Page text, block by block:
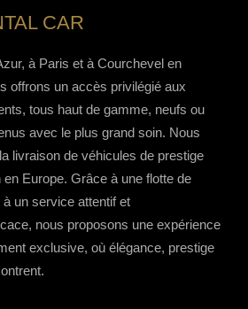
CAR
à Paris et à Courchevel en
offrons un accès privilégié aux
tous haut de gamme, neufs ou
avec le plus grand soin. Nous
livraison de véhicules de prestige
Europe. Grâce à une flotte de
un service attentif et
nous proposons une expérience
exclusive, où élégance, prestige